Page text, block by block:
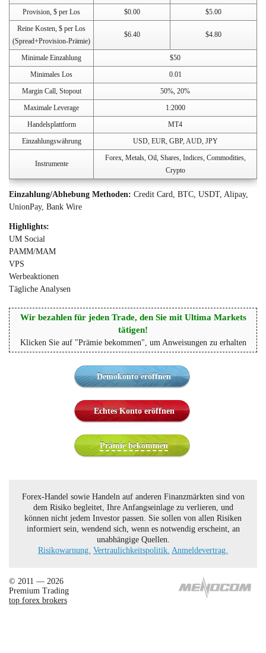
Provision, $ per Los
$0.00
$5.00
Reine Kosten, $ per Los
(Spread+Provision-Prämie)
$6.40 $4.80
Minimale Einzahlung
$50
Minimales Los
0.01
Margin Call, Stopout
50%, 20%
Maximale Leverage
1:2000
Handelsplattform
MT4
Einzahlungswährung
USD, EUR, GBP, AUD, JPY
Instrumente
Forex, Metals, Oil, Shares, Indices, Commodities,
Crypto
Einzahlung/Abhebung Methoden: Credit Card, BTC, USDT, Alipay,
UnionPay, Bank Wire
Highlights:
UM Social
PAMM/MAM
VPS
Werbeaktionen
Tägliche Analysen
Wir bezahlen für jeden Trade, den Sie mit Ultima Markets
tätigen!
Klicken Sie auf "Prämie bekommen", um Anweisungen zu erhalten
Demokonto eröffnen
Echtes Konto eröffnen
Prämie bekommen
Forex-Handel sowie Handeln auf anderen Finanzmärkten sind von
dem Risiko begleitet, Ihre Anfangseinlage zu verlieren, und
können nicht jedem Investor passen. Sie sollen von allen Risiken
informiert sein, wendend sich, wenn es notwendig erscheint, an
unabhängige Quellen.
Risikowarnung. Vertraulichkeitspolitik. Anmeldevertrag.
© 2011 — 2026
Premium Trading
top forex brokers